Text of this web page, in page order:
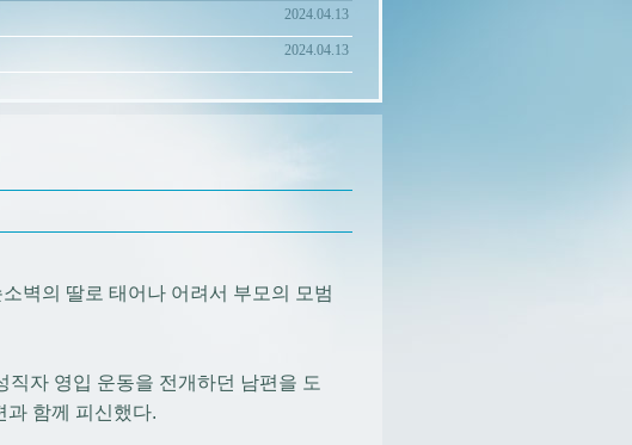
2024.04.13
2024.04.13
벽의 딸로 태어나 어려서 부모의 모범
자 영입 운동을 전개하던 남편을 도
과 함께 피신했다.